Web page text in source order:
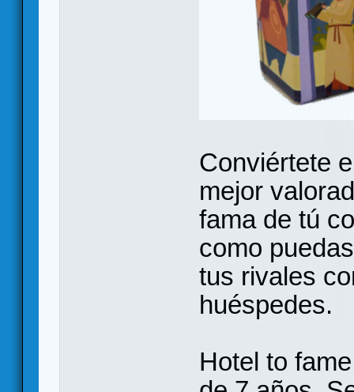
Conviértete
mejor
fama de tú
como
tus rivales
huéspedes.
Hotel to